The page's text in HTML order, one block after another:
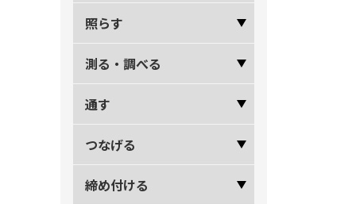
照らす
測る・調べる
通す
つなげる
締め付ける